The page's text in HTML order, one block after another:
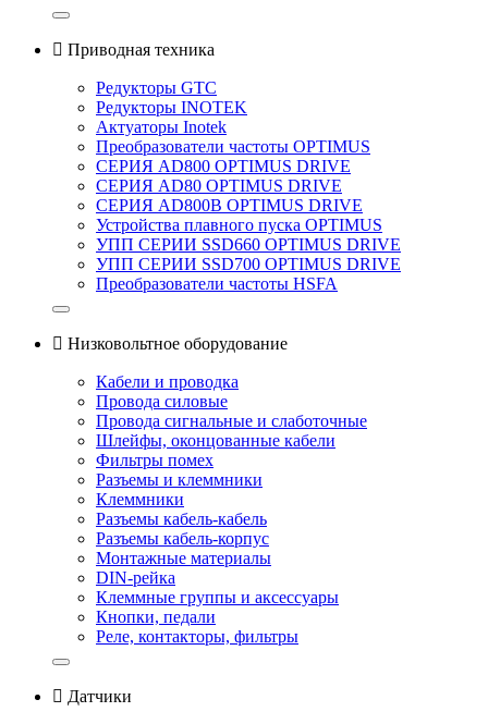
 Приводная техника
Редукторы GTC
Редукторы INOTEK
Актуаторы Inotek
Преобразователи частоты OPTIMUS
СЕРИЯ AD800 OPTIMUS DRIVE
СЕРИЯ AD80 OPTIMUS DRIVE
СЕРИЯ AD800B OPTIMUS DRIVE
Устройства плавного пуска OPTIMUS
УПП СЕРИИ SSD660 OPTIMUS DRIVE
УПП СЕРИИ SSD700 OPTIMUS DRIVE
Преобразователи частоты HSFA
 Низковольтное оборудование
Кабели и проводка
Провода силовые
Провода сигнальные и слаботочные
Шлейфы, оконцованные кабели
Фильтры помех
Разъемы и клеммники
Клеммники
Разъемы кабель-кабель
Разъемы кабель-корпус
Монтажные материалы
DIN-рейка
Клеммные группы и аксессуары
Кнопки, педали
Реле, контакторы, фильтры
 Датчики